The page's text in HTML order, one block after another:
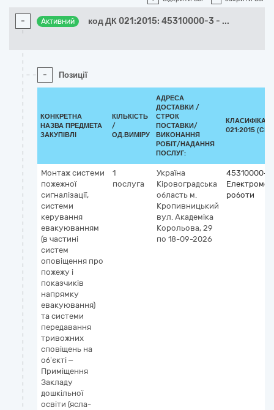
- Активний код ДК 021:2015: 45310000-3 - ...
- Позиції
КОНКРЕТНА
НАЗВА ПРЕДМЕТА
ЗАКУПІВЛІ
КІЛЬКІСТЬ
/
ОД.ВИМІРУ
АДРЕСА
ДОСТАВКИ /
СТРОК
ПОСТАВКИ/
ВИКОНАННЯ
РОБІТ/НАДАННЯ
ПОСЛУГ:
021:2015
Монтаж системи
пожежної
сигналізації,
системи
керування
евакуюванням
(в частині
систем
оповіщення про
пожежу і
показчиків
напрямку
евакуювання)
та системи
передавання
тривожних
сповіщень на
об’єкті –
Приміщення
Закладу
дошкільної
освіти (ясла-
1
послуга
Україна
Кіровоградська
область м.
Кропивницький
вул. Академіка
Корольова, 29
по 18-09-2026
45310000-3
роботи